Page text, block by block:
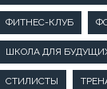
ФИТНЕС-КЛУБ
ШКОЛА ДЛЯ
СТИЛИСТЫ